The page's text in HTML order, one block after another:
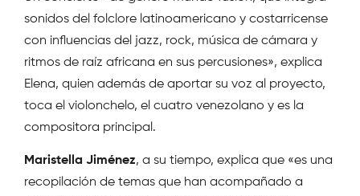
sonidos del folclore latinoamericano y costarricense
con influencias del jazz, rock, música de cámara y
ritmos de raíz africana en sus percusiones», explica
Elena, quien además de aportar su voz al proyecto,
toca el violonchelo, el cuatro venezolano y es la
compositora principal.
Maristella Jiménez, a su tiempo, explica que «es una
recopilación de temas que han acompañado a